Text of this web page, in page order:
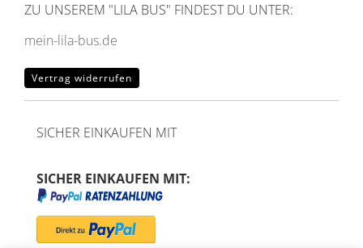
ZU UNSEREM "LILA BUS" FINDEST DU UNTER:
mein-lila-bus.de
Vertrag widerrufen
SICHER EINKAUFEN MIT
SICHER EINKAUFEN MIT: